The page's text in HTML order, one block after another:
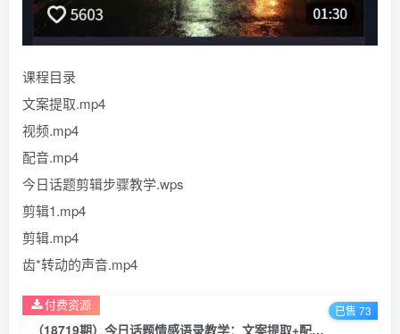
课程目录
文案提取.mp4
视频.mp4
配音.mp4
今日话题剪辑步骤教学.wps
剪辑1.mp4
剪辑.mp4
齿*转动的声音.mp4
（18719期）今日话题情感语录教学：文案提取+配音+剪辑全流程，从0到1制作*情感视频
付费资源 已售 73